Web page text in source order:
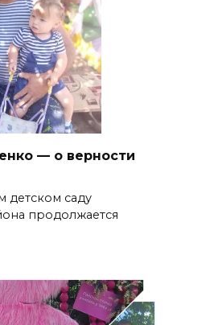
— о верности
детском саду
продолжается